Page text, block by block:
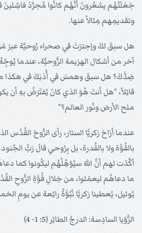
جَعَلَتْهُم يشعُرونَ أنَّهُم كانُوا مُجرَّدَ فاشِلينَ
وتقديمِهم مِثالاً عنها.
هل سبقَ لكَ وإجتزتَ في صحراء رُوحيَّة عبرَ
آخر من أشكال الهزيمة الرُّوحيَّة، عندما يُوجِّهُ
ضِدَّكَ؟ هل سبقَ وهمسَ في أُذنِكَ في هكذا
قائِلاً، "هل أنتَ هُوَ الذي كانَ يُفتَرَضُ بهِ أن
ملح الأرض ونُور العالم؟"
عندما أزاحَ زكريَّا الستار، رأى الرُّوحَ القُدُس
أكَّدَت لهم أنَّ اللهَ سيُؤهِّلُهُم ليكُونوا كما
ما دعاهُم ليعمَلوا، من خِلالِ قُوَّةِ الرُّوحِ
يُوئيل، يُعطينا زكريَّا نُبُوَّةً رائِعة عن يومِ
الرُّؤيا السادِسة: الدرجُ الطائِر (5: 1- 4)